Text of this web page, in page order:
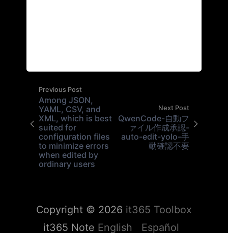
Previous Post
Among JSON,
YAML, CSV, and
XML, which is best
suited for
configuration files
to minimize errors
when edited by
ordinary users
Next Post
QwenCode-自動フ
ァイル作成承認-
auto-edit-yolo-手
動確認不要
Copyright © 2026 it365 Toolbox
it365 Note English Español